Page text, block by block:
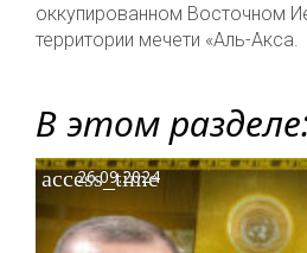
оккупированном Восточном
территории мечети «Аль-Акса.
В этом
access_time
26.09.2024